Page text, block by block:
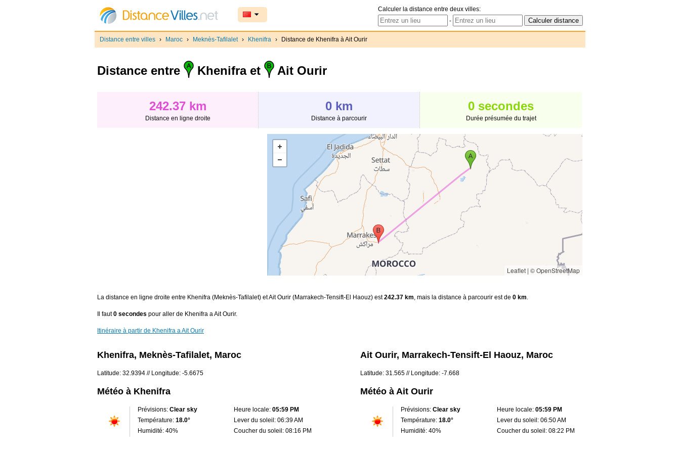
Calculer la distance entre deux villes:
-
Distance entre villes › Maroc › Meknès-Tafilalet › Khenifra › Distance de Khenifra à Ait Ourir
Distance entre Khenifra et Ait Ourir
242.37 km
Distance en ligne droite
0 km
Distance à parcourir
0 secondes
Durée présumée du trajet
Leaflet | © OpenStreetMap
La distance en ligne droite entre Khenifra (Meknès-Tafilalet) et Ait Ourir (Marrakech-Tensift-El Haouz) est242.37 km, mais la distance à parcourir est de 0 km.
Il faut0 secondes pour aller de Khenifra a Ait Ourir.
Itinéraire à partir de Khenifra a Ait Ourir
Khenifra, Meknès-Tafilalet, Maroc
Latitude: 32.9394 // Longitude: -5.6675
Météo à Khenifra
Prévisions: Clear sky
Température: 18.0°
Humidité: 40%
Heure locale: 05:59 PM
Lever du soleil: 06:39 AM
Coucher du soleil: 08:16 PM
Ait Ourir, Marrakech-Tensift-El Haouz, Maroc
Latitude: 31.565 // Longitude: -7.668
Météo à Ait Ourir
Prévisions: Clear sky
Température: 18.0°
Humidité: 40%
Heure locale: 05:59 PM
Lever du soleil: 06:50 AM
Coucher du soleil: 08:22 PM